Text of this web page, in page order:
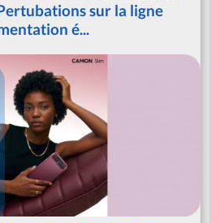
sur la ligne
é...